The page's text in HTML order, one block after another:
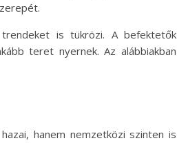
trendeket is tükrözi. A befektetők
teret nyernek. Az alábbiakban
hanem nemzetközi szinten is